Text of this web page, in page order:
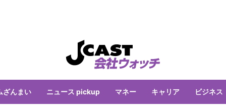
ざんまい ニュース pickup マネー キャリア ビジネス